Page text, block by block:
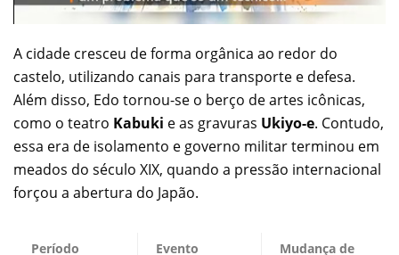
A cidade cresceu de forma orgânica ao redor do
castelo, utilizando canais para transporte e defesa.
Além disso, Edo tornou-se o berço de artes icônicas,
como o teatro Kabuki e as gravuras Ukiyo-e. Contudo,
essa era de isolamento e governo militar terminou em
meados do século XIX, quando a pressão internacional
forçou a abertura do Japão.
Período
Evento
Mudança de